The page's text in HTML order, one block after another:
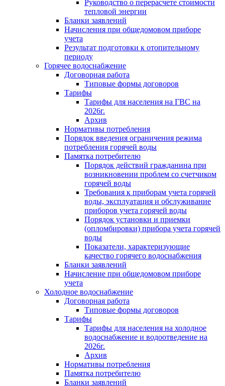
Руководство о перерасчете стоимости
тепловой энергии
Бланки заявлений
Начисления при общедомовом приборе
учета
Результат подготовки к отопительному
периоду
Горячее водоснабжение
Договорная работа
Типовые формы договоров
Тарифы
Тарифы для населения на ГВС на
2026г.
Архив
Нормативы потребления
Порядок введения ограничения режима
потребления горячей воды
Памятка потребителю
Порядок действий гражданина при
возникновении проблем со счетчиком
горячей воды
Требования к приборам учета горячей
воды, эксплуатация и обслуживание
приборов учета горячей воды
Порядок установки и приемки
(опломбировки) прибора учета горячей
воды
Показатели, характеризующие
качество горячего водоснабжения
Бланки заявлений
Начисление при общедомовом приборе
учета
Холодное водоснабжение
Договорная работа
Типовые формы договоров
Тарифы
Тарифы для населения на холодное
водоснабжение и водоотведение на
2026г.
Архив
Нормативы потребления
Памятка потребителю
Бланки заявлений